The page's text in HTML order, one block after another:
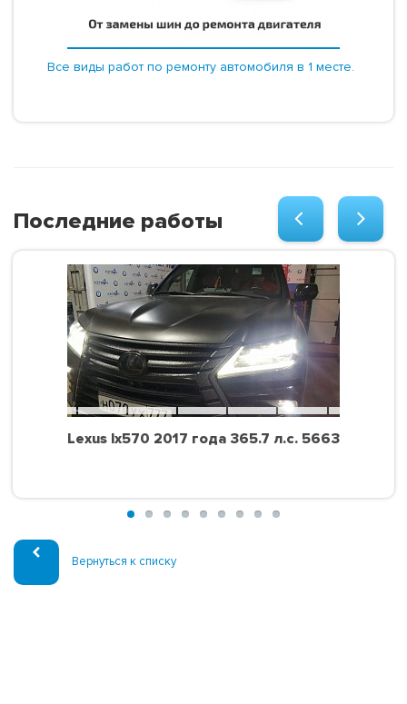
Все виды работ по ремонту автомобиля в 1 месте.
Последние работы
Lexus lx570 2017 года 365.7 л.с. 5663
Вернуться к списку